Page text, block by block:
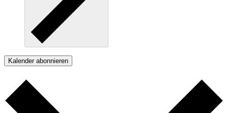
Kalender abonnieren